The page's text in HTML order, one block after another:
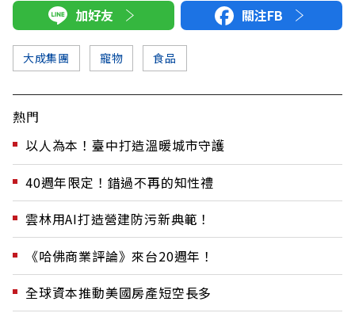
加好友 關注FB
大成集團 寵物 食品
熱門
以人為本！臺中打造溫暖城市守護
40週年限定！錯過不再的知性禮
雲林用AI打造營建防污新典範！
《哈佛商業評論》來台20週年！
全球資本推動美國房產短空長多